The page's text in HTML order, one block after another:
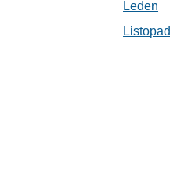
Leden
Listopad